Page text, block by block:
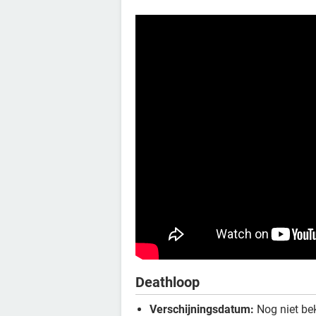
Deathloop
Verschijningsdatum: Nog niet